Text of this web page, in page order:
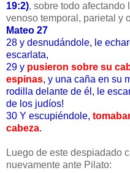
19:2), sobre todo afectando
venoso temporal, parietal y
Mateo 27
28 y desnudándole, le
escarlata,
29 y pusieron sobre su
espinas, y una caña en su
rodilla delante de él, le
de los judíos!
30 Y escupiéndole,
cabeza.
Luego de este despiadado
nuevamente ante Pilato: